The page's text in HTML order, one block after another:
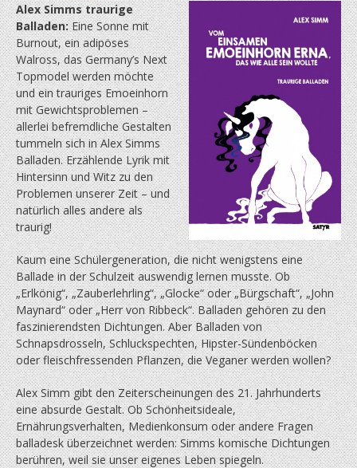
Alex Simms traurige
Balladen:Eine Sonne mit
Burnout, ein adipöses
Walross, das Germany’s Next
Topmodel werden möchte
und ein trauriges Emoeinhorn
mit Gewichtsproblemen –
allerlei befremdliche Gestalten
tummeln sich in Alex Simms
Balladen. Erzählende Lyrik mit
Hintersinn und Witz zu den
Problemen unserer Zeit – und
natürlich alles andere als
traurig!
Kaum eine Schülergeneration, die nicht wenigstens eine
Ballade in der Schulzeit auswendig lernen musste. Ob
„Erlkönig“, „Zauberlehrling“, „Glocke“ oder „Bürgschaft“, „John
Maynard“ oder „Herr von Ribbeck“. Balladen gehören zu den
faszinierendsten Dichtungen. Aber Balladen von
Schnapsdrosseln, Schluckspechten, Hipster-Sündenböcken
oder fleischfressenden Pflanzen, die Veganer werden wollen?
Alex Simm gibt den Zeiterscheinungen des 21. Jahrhunderts
eine absurde Gestalt. Ob Schönheitsideale,
Ernährungsverhalten, Medienkonsum oder andere Fragen
balladesk überzeichnet werden: Simms komische Dichtungen
berühren, weil sie unser eigenes Leben spiegeln.